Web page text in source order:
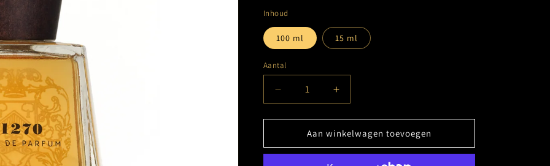
Inhoud
100 ml 15 ml
Aantal
Aantal
verlagen
voor
Frapin
-
Aantal
verhogen
voor
Frapin
-
Aan winkelwagen toevoegen